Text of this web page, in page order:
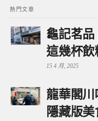
熱門文章
龜記茗品
這幾杯
15 4 月, 2025
龍華閣川
隱藏版